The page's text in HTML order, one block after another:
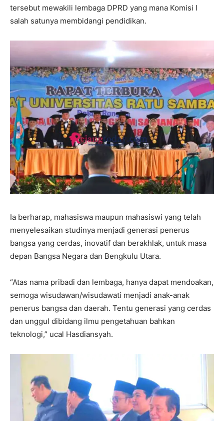
tersebut mewakili lembaga DPRD yang mana Komisi I
salah satunya membidangi pendidikan.
Ia berharap, mahasiswa maupun mahasiswi yang telah
menyelesaikan studinya menjadi generasi penerus
bangsa yang cerdas, inovatif dan berakhlak, untuk masa
depan Bangsa Negara dan Bengkulu Utara.
“Atas nama pribadi dan lembaga, hanya dapat mendoakan,
semoga wisudawan/wisudawati menjadi anak-anak
penerus bangsa dan daerah. Tentu generasi yang cerdas
dan unggul dibidang ilmu pengetahuan bahkan
teknologi,” ucal Hasdiansyah.